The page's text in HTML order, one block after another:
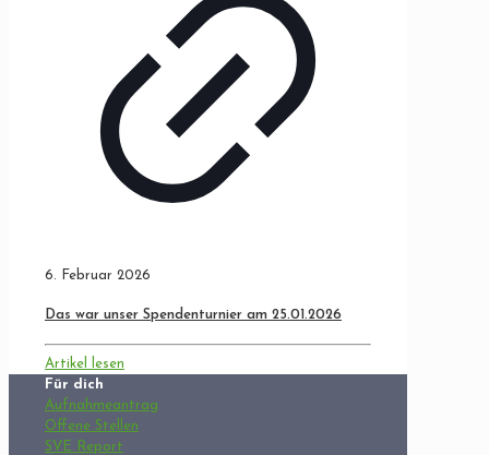
6. Februar 2026
Das war unser Spendenturnier am 25.01.2026
Artikel lesen
Für dich
Aufnahmeantrag
Offene Stellen
SVE Report